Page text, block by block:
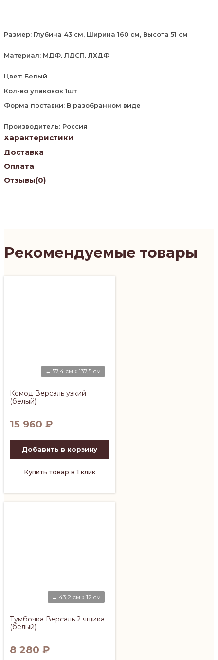
Размер: Глубина 43 см, Ширина 160 см, Высота 51 см
Материал: МДФ, ЛДСП, ЛХДФ
Цвет: Белый
Кол-во упаковок 1шт
Форма поставки: В разобранном виде
Производитель: Россия
Характеристики
Доставка
Оплата
Отзывы(0)
Рекомендуемые товары
↔ 57,4 см ↕ 137,5 см
Комод Версаль узкий
(белый)
15 960 ₽
Добавить в корзину
Купить товар в 1 клик
↔ 43,2 см ↕ 12 см
Тумбочка Версаль 2 ящика
(белый)
8 280 ₽